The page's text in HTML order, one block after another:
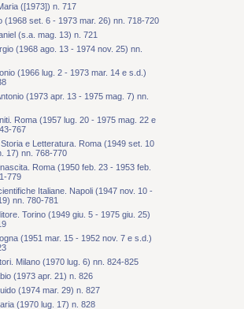
([1973]) n. 717
(1968 set. 6 - 1973 mar. 26) nn. 718-720
(s.a. mag. 13) n. 721
(1968 ago. 13 - 1974 nov. 25) nn.
(1966 lug. 2 - 1973 mar. 14 e s.d.)
(1973 apr. 13 - 1975 mag. 7) nn.
Roma (1957 lug. 20 - 1975 mag. 22 e
767
Storia e Letteratura. Roma (1949 set. 10
17) nn. 768-770
Roma (1950 feb. 23 - 1953 feb.
779
Italiane. Napoli (1947 nov. 10 -
nn. 780-781
Torino (1949 giu. 5 - 1975 giu. 25)
(1951 mar. 15 - 1952 nov. 7 e s.d.)
Milano (1970 lug. 6) nn. 824-825
(1973 apr. 21) n. 826
(1974 mar. 29) n. 827
(1970 lug. 17) n. 828